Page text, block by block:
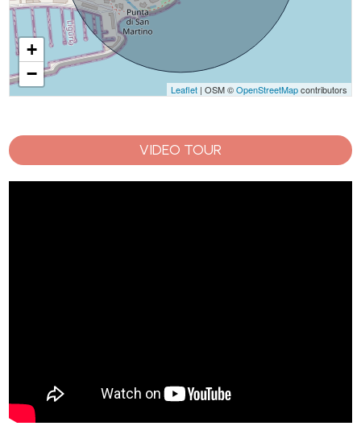
+
−
Leaflet| OSM ©OpenStreetMapcontributors
VIDEO TOUR